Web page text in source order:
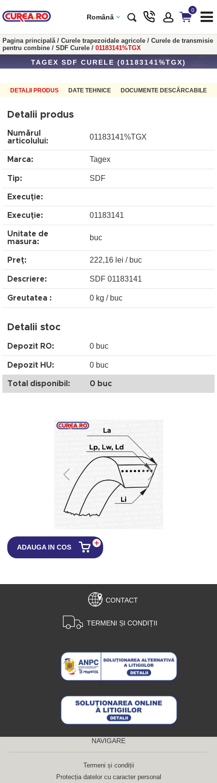
Română
0
Pagina principală/ Curele trapezoidale agricole / Curele de transmisie
pentru combine / SDF Curele / 01183141%TGX
TAGEX SDF CURELE (01183141%TGX)
DETALII PRODUS DATE TEHNICE DOCUMENTE DESCĂRCABILE
Detalii produs
Numărul
articolului:
01183141%TGX
Marca: Tagex
Tip: SDF
Execuţie:
Execuţie: 01183141
Unitate de
masura:
buc
Preţ: 222,16 lei / buc
Descriere: SDF 01183141
Greutatea : 0 kg / buc
Detalii stoc
Depozit RO: 0 buc
Depozit HU: 0 buc
Total disponibil: 0 buc
ADAUGA IN COS
CONTACT
TERMENI ȘI CONDIȚII
NAVIGARE
Termeni și condiții
Protecția datelor cu caracter personal